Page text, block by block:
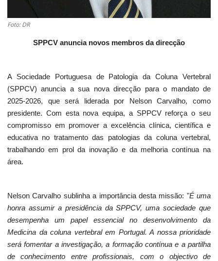
Foto: DR
SPPCV anuncia novos membros da direcção
A Sociedade Portuguesa de Patologia da Coluna Vertebral
(SPPCV) anuncia a sua nova direcção para o mandato de
2025-2026, que será liderada por Nelson Carvalho, como
presidente. Com esta nova equipa, a SPPCV reforça o seu
compromisso em promover a excelência clínica, científica e
educativa no tratamento das patologias da coluna vertebral,
trabalhando em prol da inovação e da melhoria contínua na
área.
Nelson Carvalho sublinha a importância desta missão: "É uma
honra assumir a presidência da SPPCV, uma sociedade que
desempenha um papel essencial no desenvolvimento da
Medicina da coluna vertebral em Portugal. A nossa prioridade
será fomentar a investigação, a formação contínua e a partilha
de conhecimento entre profissionais, com o objectivo de